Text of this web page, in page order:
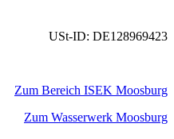
USt-ID: DE128969423
Zum Bereich ISEK Moosburg
Zum Wasserwerk Moosburg